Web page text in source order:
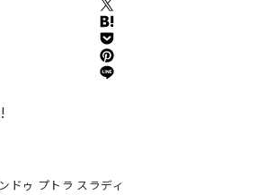
ドゥ プトラ スラディ